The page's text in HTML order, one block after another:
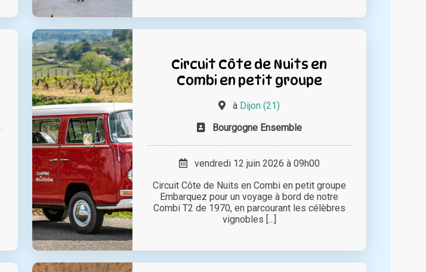
Circuit Côte de Nuits en
Combi en petit groupe
à Dijon (21)
Bourgogne Ensemble
vendredi 12 juin 2026 à 09h00
Circuit Côte de Nuits en Combi en petit groupe
Embarquez pour un voyage à bord de notre
Combi T2 de 1970, en parcourant les célèbres
vignobles [...]